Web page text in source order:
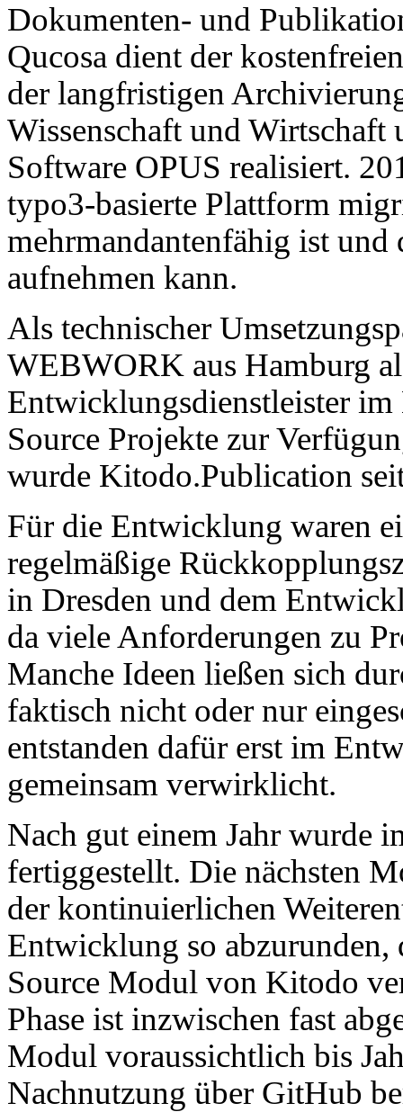
Dokumenten- und
Qucosa dient der
der langfristigen
Wissenschaft und
Software OPUS realisiert.
typo3-basierte Plattform
mehrmandantenfähig ist
aufnehmen kann.
Als technischer
WEBWORK aus Hamburg
Entwicklungsdienstleister
Source Projekte zur
wurde Kitodo.Publication
Für die Entwicklung waren
regelmäßige
in Dresden und dem
da viele Anforderungen zu
Manche Ideen ließen sich
faktisch nicht oder nur
entstanden dafür erst im
gemeinsam verwirklicht.
Nach gut einem Jahr wurde
fertiggestellt. Die nächsten
der kontinuierlichen
Entwicklung so abzurunden,
Source Modul von Kitodo
Phase ist inzwischen fast
Modul voraussichtlich bis
Nachnutzung über GitHub